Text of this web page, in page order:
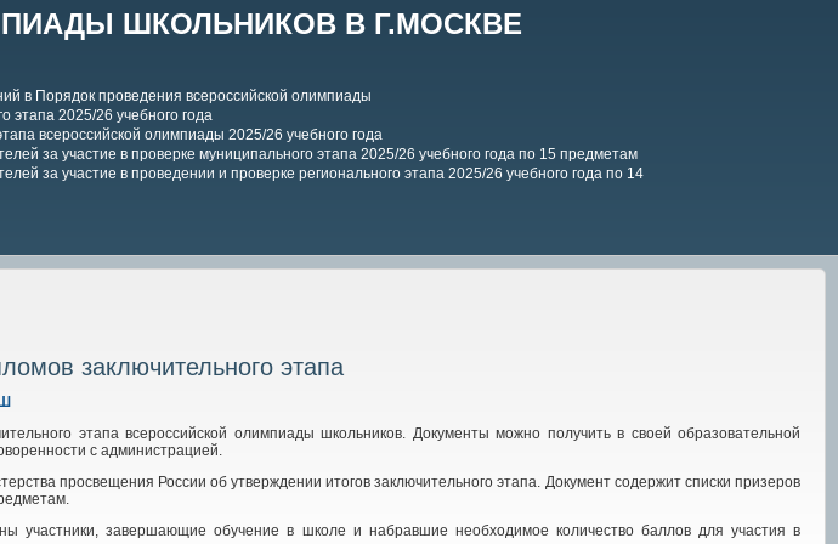
ШКОЛЬНИКОВ В Г.МОСКВЕ
в Порядок проведения всероссийской олимпиады
этапа 2025/26 учебного года
всероссийской олимпиады 2025/26 учебного года
за участие в проверке муниципального этапа 2025/26 учебного года по 15 предметам
за участие в проведении и проверке регионального этапа 2025/26 учебного года по 14
заключительного этапа
этапа всероссийской олимпиады школьников. Документы можно получить в своей образовательной
с администрацией.
просвещения России об утверждении итогов заключительного этапа. Документ содержит списки призеров
участники, завершающие обучение в школе и набравшие необходимое количество баллов для участия в